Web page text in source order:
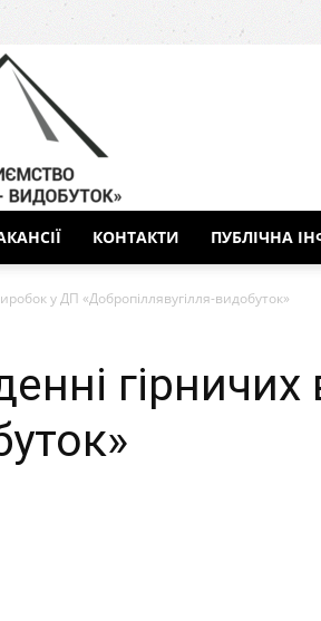
КОНТАКТИ ПУБЛІЧНА
у ДП «Добропіллявугілля-видобуток»